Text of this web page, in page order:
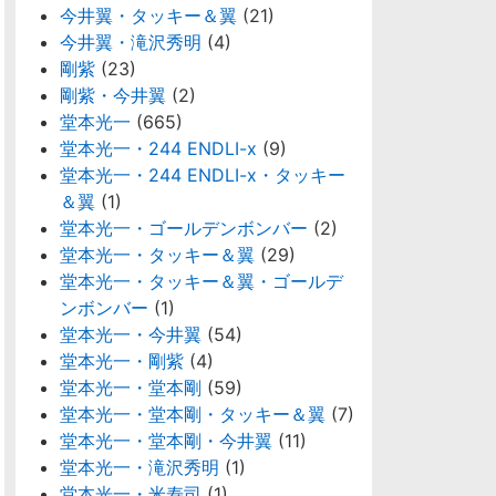
今井翼・タッキー＆翼 (21)
今井翼・滝沢秀明 (4)
剛紫 (23)
剛紫・今井翼 (2)
堂本光一 (665)
堂本光一・244 ENDLI-x (9)
堂本光一・244 ENDLI-x・タッキー
＆翼 (1)
堂本光一・ゴールデンボンバー (2)
堂本光一・タッキー＆翼 (29)
堂本光一・タッキー＆翼・ゴールデ
ンボンバー (1)
堂本光一・今井翼 (54)
堂本光一・剛紫 (4)
堂本光一・堂本剛 (59)
堂本光一・堂本剛・タッキー＆翼 (7)
堂本光一・堂本剛・今井翼 (11)
堂本光一・滝沢秀明 (1)